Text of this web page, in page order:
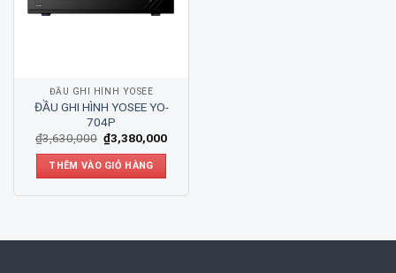
ĐẦU GHI HÌNH YOSEE
ĐẦU GHI HÌNH YOSEE YO-
704P
₫3,630,000 ₫3,380,000
THÊM VÀO GIỎ HÀNG